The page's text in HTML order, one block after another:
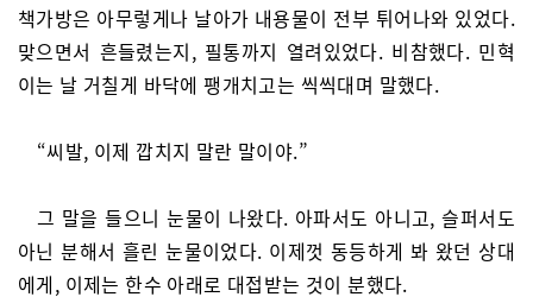
책가방은 아무렇게나 날아가 내용물이 전부 튀어나와 있었다.
맞으면서 흔들렸는지, 필통까지 열려있었다. 비참했다. 민혁
이는 날 거칠게 바닥에 팽개치고는 씩씩대며 말했다.
“씨발, 이제 깝치지 말란 말이야.”
그 말을 들으니 눈물이 나왔다. 아파서도 아니고, 슬퍼서도
아닌 분해서 흘린 눈물이었다. 이제껏 동등하게 봐 왔던 상대
에게, 이제는 한수 아래로 대접받는 것이 분했다.